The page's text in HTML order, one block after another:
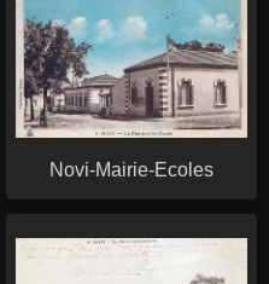
Novi-Mairie-Ecoles